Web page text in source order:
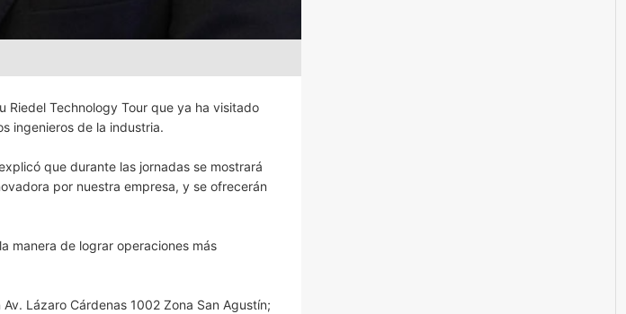
Riedel Technology Tour que ya ha visitado
ingenieros de la industria.
que durante las jornadas se mostrará
por nuestra empresa, y se ofrecerán
manera de lograr operaciones más
Lázaro Cárdenas 1002 Zona San Agustín;